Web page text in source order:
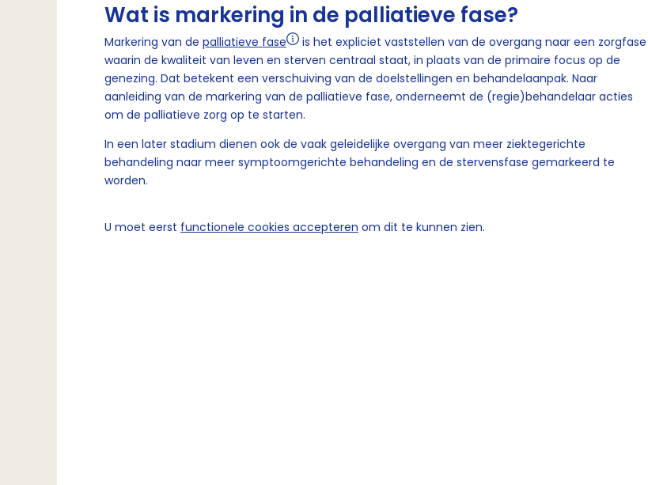
Wat is markering in de palliatieve fase?
Markering van de palliatieve fase
is het expliciet vaststellen van de overgang naar een zorgfase
waarin de kwaliteit van leven en sterven centraal staat, in plaats van de primaire focus op de
genezing. Dat betekent een verschuiving van de doelstellingen en behandelaanpak. Naar
aanleiding van de markering van de palliatieve fase, onderneemt de (regie)behandelaar acties
om de palliatieve zorg op te starten.
In een later stadium dienen ook de vaak geleidelijke overgang van meer ziektegerichte
behandeling naar meer symptoomgerichte behandeling en de stervensfase gemarkeerd te
worden.
U moet eerst functionele cookies accepteren om dit te kunnen zien.